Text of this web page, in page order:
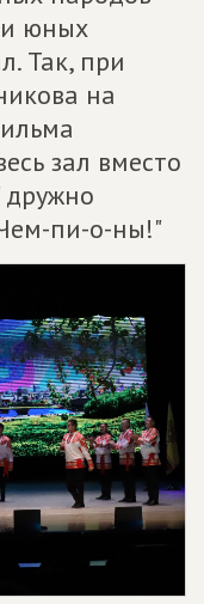
и юных
Так, при
на
зал вместо
дружно
пи-о-ны!"